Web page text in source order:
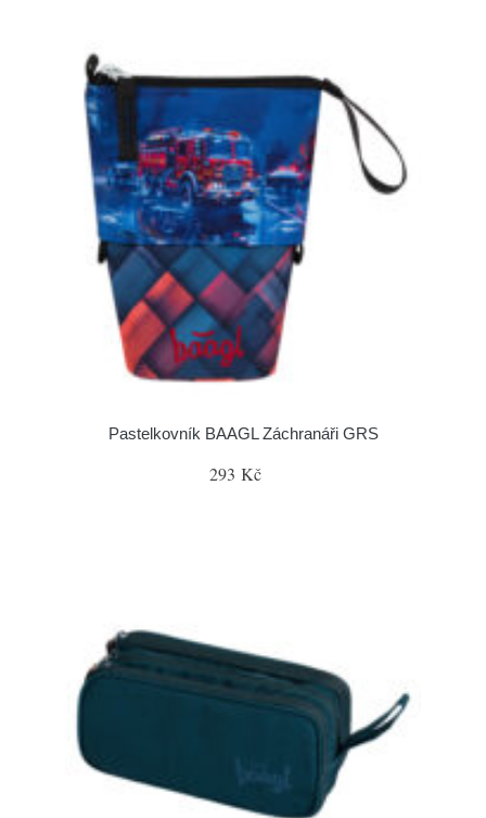
Pastelkovník BAAGL Záchranáři GRS
293 Kč